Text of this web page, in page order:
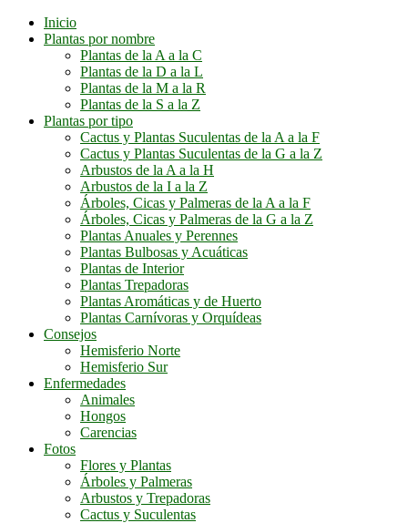
Inicio
Plantas por nombre
Plantas de la A a la C
Plantas de la D a la L
Plantas de la M a la R
Plantas de la S a la Z
Plantas por tipo
Cactus y Plantas Suculentas de la A a la F
Cactus y Plantas Suculentas de la G a la Z
Arbustos de la A a la H
Arbustos de la I a la Z
Árboles, Cicas y Palmeras de la A a la F
Árboles, Cicas y Palmeras de la G a la Z
Plantas Anuales y Perennes
Plantas Bulbosas y Acuáticas
Plantas de Interior
Plantas Trepadoras
Plantas Aromáticas y de Huerto
Plantas Carnívoras y Orquídeas
Consejos
Hemisferio Norte
Hemisferio Sur
Enfermedades
Animales
Hongos
Carencias
Fotos
Flores y Plantas
Árboles y Palmeras
Arbustos y Trepadoras
Cactus y Suculentas